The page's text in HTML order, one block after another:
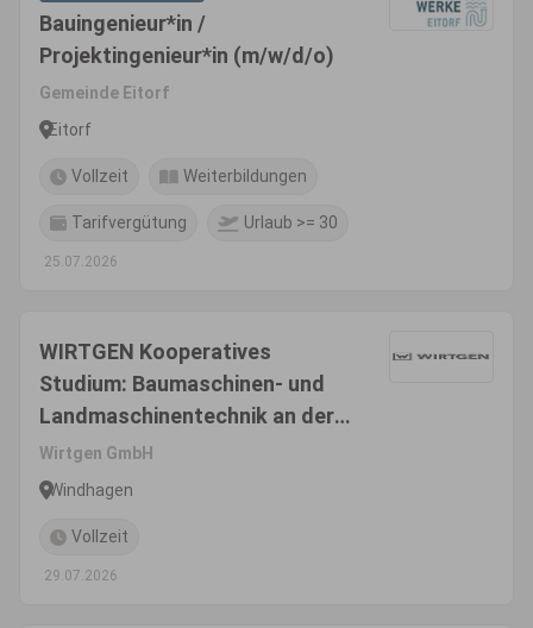
Bauingenieur*in /
Projektingenieur*in (m/w/d/o)
Gemeinde Eitorf
Eitorf
Vollzeit Weiterbildungen
Tarifvergütung Urlaub >= 30
25.07.2026
WIRTGEN Kooperatives
Studium: Baumaschinen- und
Landmaschinentechnik an der
TH Köln - Bachelor of
Engineering
Wirtgen GmbH
Windhagen
Vollzeit
29.07.2026